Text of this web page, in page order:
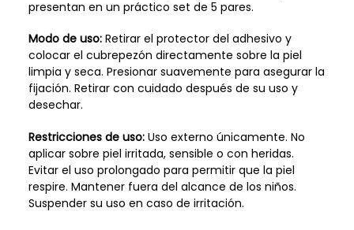
presentan en un práctico set de 5 pares.
Modo de uso:Retirar el protector del adhesivo y
colocar el cubrepezón directamente sobre la piel
limpia y seca. Presionar suavemente para asegurar la
fijación. Retirar con cuidado después de su uso y
desechar.
Restricciones de uso:Uso externo únicamente. No
aplicar sobre piel irritada, sensible o con heridas.
Evitar el uso prolongado para permitir que la piel
respire. Mantener fuera del alcance de los niños.
Suspender su uso en caso de irritación.